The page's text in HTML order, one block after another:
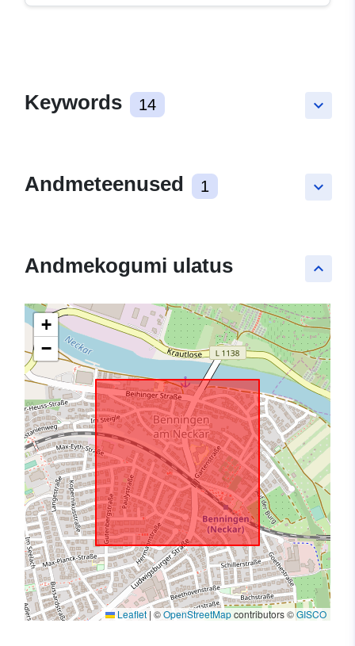
keyboard_arrow_down
Keywords 14
keyboard_arrow_down
Andmeteenused 1
keyboard_arrow_up
Andmekogumi ulatus
+
−
Leaflet | ©OpenStreetMapcontributors ©GISCO